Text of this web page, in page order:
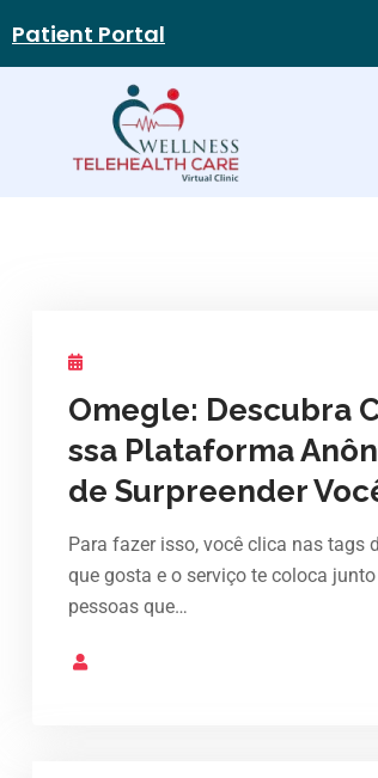
Patient Portal
Omegle: Descubra
ssa Plataforma
de Surpreender
Para fazer isso, você clica nas tags
que gosta e o serviço te coloca
pessoas que…